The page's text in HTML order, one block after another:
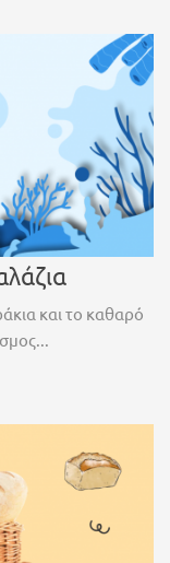
και το καθαρό